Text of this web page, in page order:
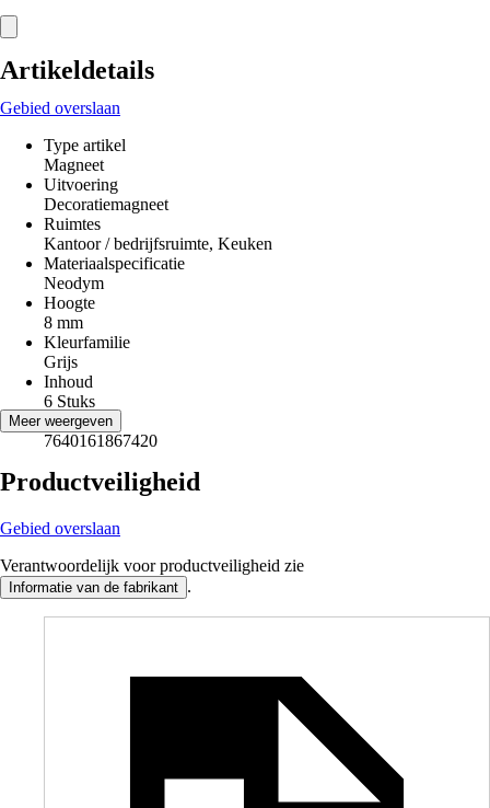
Artikeldetails
Gebied overslaan
Type artikel
Magneet
Uitvoering
Decoratiemagneet
Ruimtes
Kantoor / bedrijfsruimte, Keuken
Materiaalspecificatie
Neodym
Hoogte
8 mm
Kleurfamilie
Grijs
Inhoud
6 Stuks
EAN
7640161867420
Meer weergeven
Productveiligheid
Gebied overslaan
Verantwoordelijk voor productveiligheid zie
Informatie van de fabrikant .